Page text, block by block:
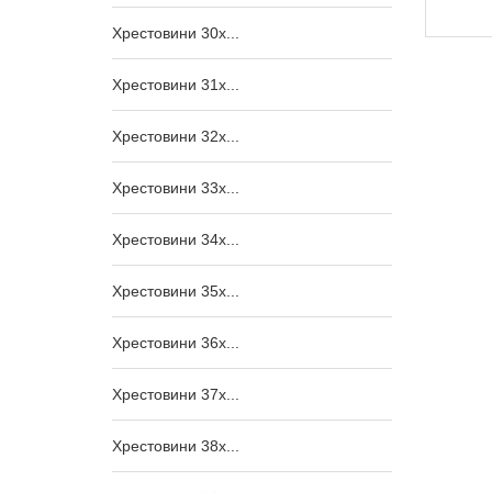
Хрестовини 30x...
Хрестовини 31x...
Хрестовини 32x...
Хрестовини 33x...
Хрестовини 34x...
Хрестовини 35x...
Хрестовини 36x...
Хрестовини 37x...
Хрестовини 38x...